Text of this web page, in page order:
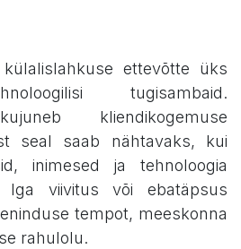
ettevõtte üks
tugisambaid.
kliendikogemuse
seal saab nähtavaks, kui
inimesed ja tehnoloogia
Iga viivitus või ebatäpsus
tempot, meeskonna
rahulolu.